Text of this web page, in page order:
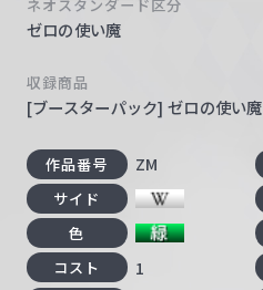
ネオスタンダード区分
ゼロの使い魔
収録商品
[ブースターパック] ゼロの使い魔
作品番号 ZM
サイド
色
コスト 1